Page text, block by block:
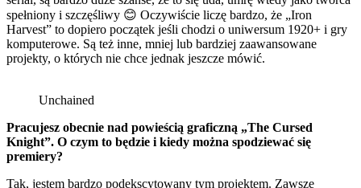
spełniony i szczęśliwy 😊 Oczywiście liczę bardzo, że „Iron
Harvest” to dopiero początek jeśli chodzi o uniwersum 1920+ i gry
komputerowe. Są też inne, mniej lub bardziej zaawansowane
projekty, o których nie chce jednak jeszcze mówić.
Unchained
Pracujesz obecnie nad powieścią graficzną „The Cursed
Knight”. O czym to będzie i kiedy można spodziewać się
premiery?
Tak, jestem bardzo podekscytowany tym projektem. Zawsze